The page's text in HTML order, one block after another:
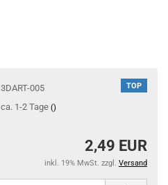
TOP
3DART-005
ca. 1-2 Tage ()
2,49 EUR
inkl. 19% MwSt. zzgl. Versand